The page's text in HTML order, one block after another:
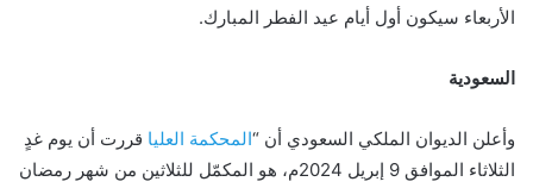
و
الأربعاء سيكون أول أيام عيد الفطر المبارك.
السعودية
وأعلن الديوان الملكي السعودي أن “المحكمة العليا قررت أن يوم غدٍ
الثلاثاء الموافق 9 إبريل 2024م، هو المكمّل للثلاثين من شهر رمضان